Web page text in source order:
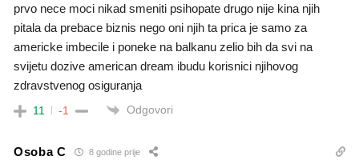
prvo nece moci nikad smeniti psihopate drugo nije kina njih
pitala da prebace biznis nego oni njih ta prica je samo za
americke imbecile i poneke na balkanu zelio bih da svi na
svijetu dozive american dream ibudu korisnici njihovog
zdravstvenog osiguranja
11 -1 Odgovori
Osoba C 8 godine prije